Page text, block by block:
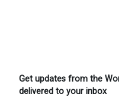
Get updates from the
delivered to your inbox